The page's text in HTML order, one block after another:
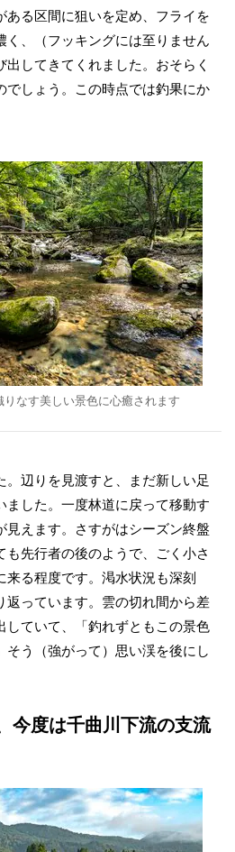
ある区間に狙いを定め、フライを
く、（フッキングには至りません
してきてくれました。おそらく
でしょう。この時点では釣果にか
なす美しい景色に心癒されます
辺りを見渡すと、まだ新しい足
ました。一度林道に戻って移動す
見えます。さすがはシーズン終盤
先行者の後のようで、ごく小さ
来る程度です。渇水状況も深刻
返っています。雲の切れ間から差
していて、「釣れずともこの景色
そう（強がって）思い渓を後にし
今度は千曲川下流の支流